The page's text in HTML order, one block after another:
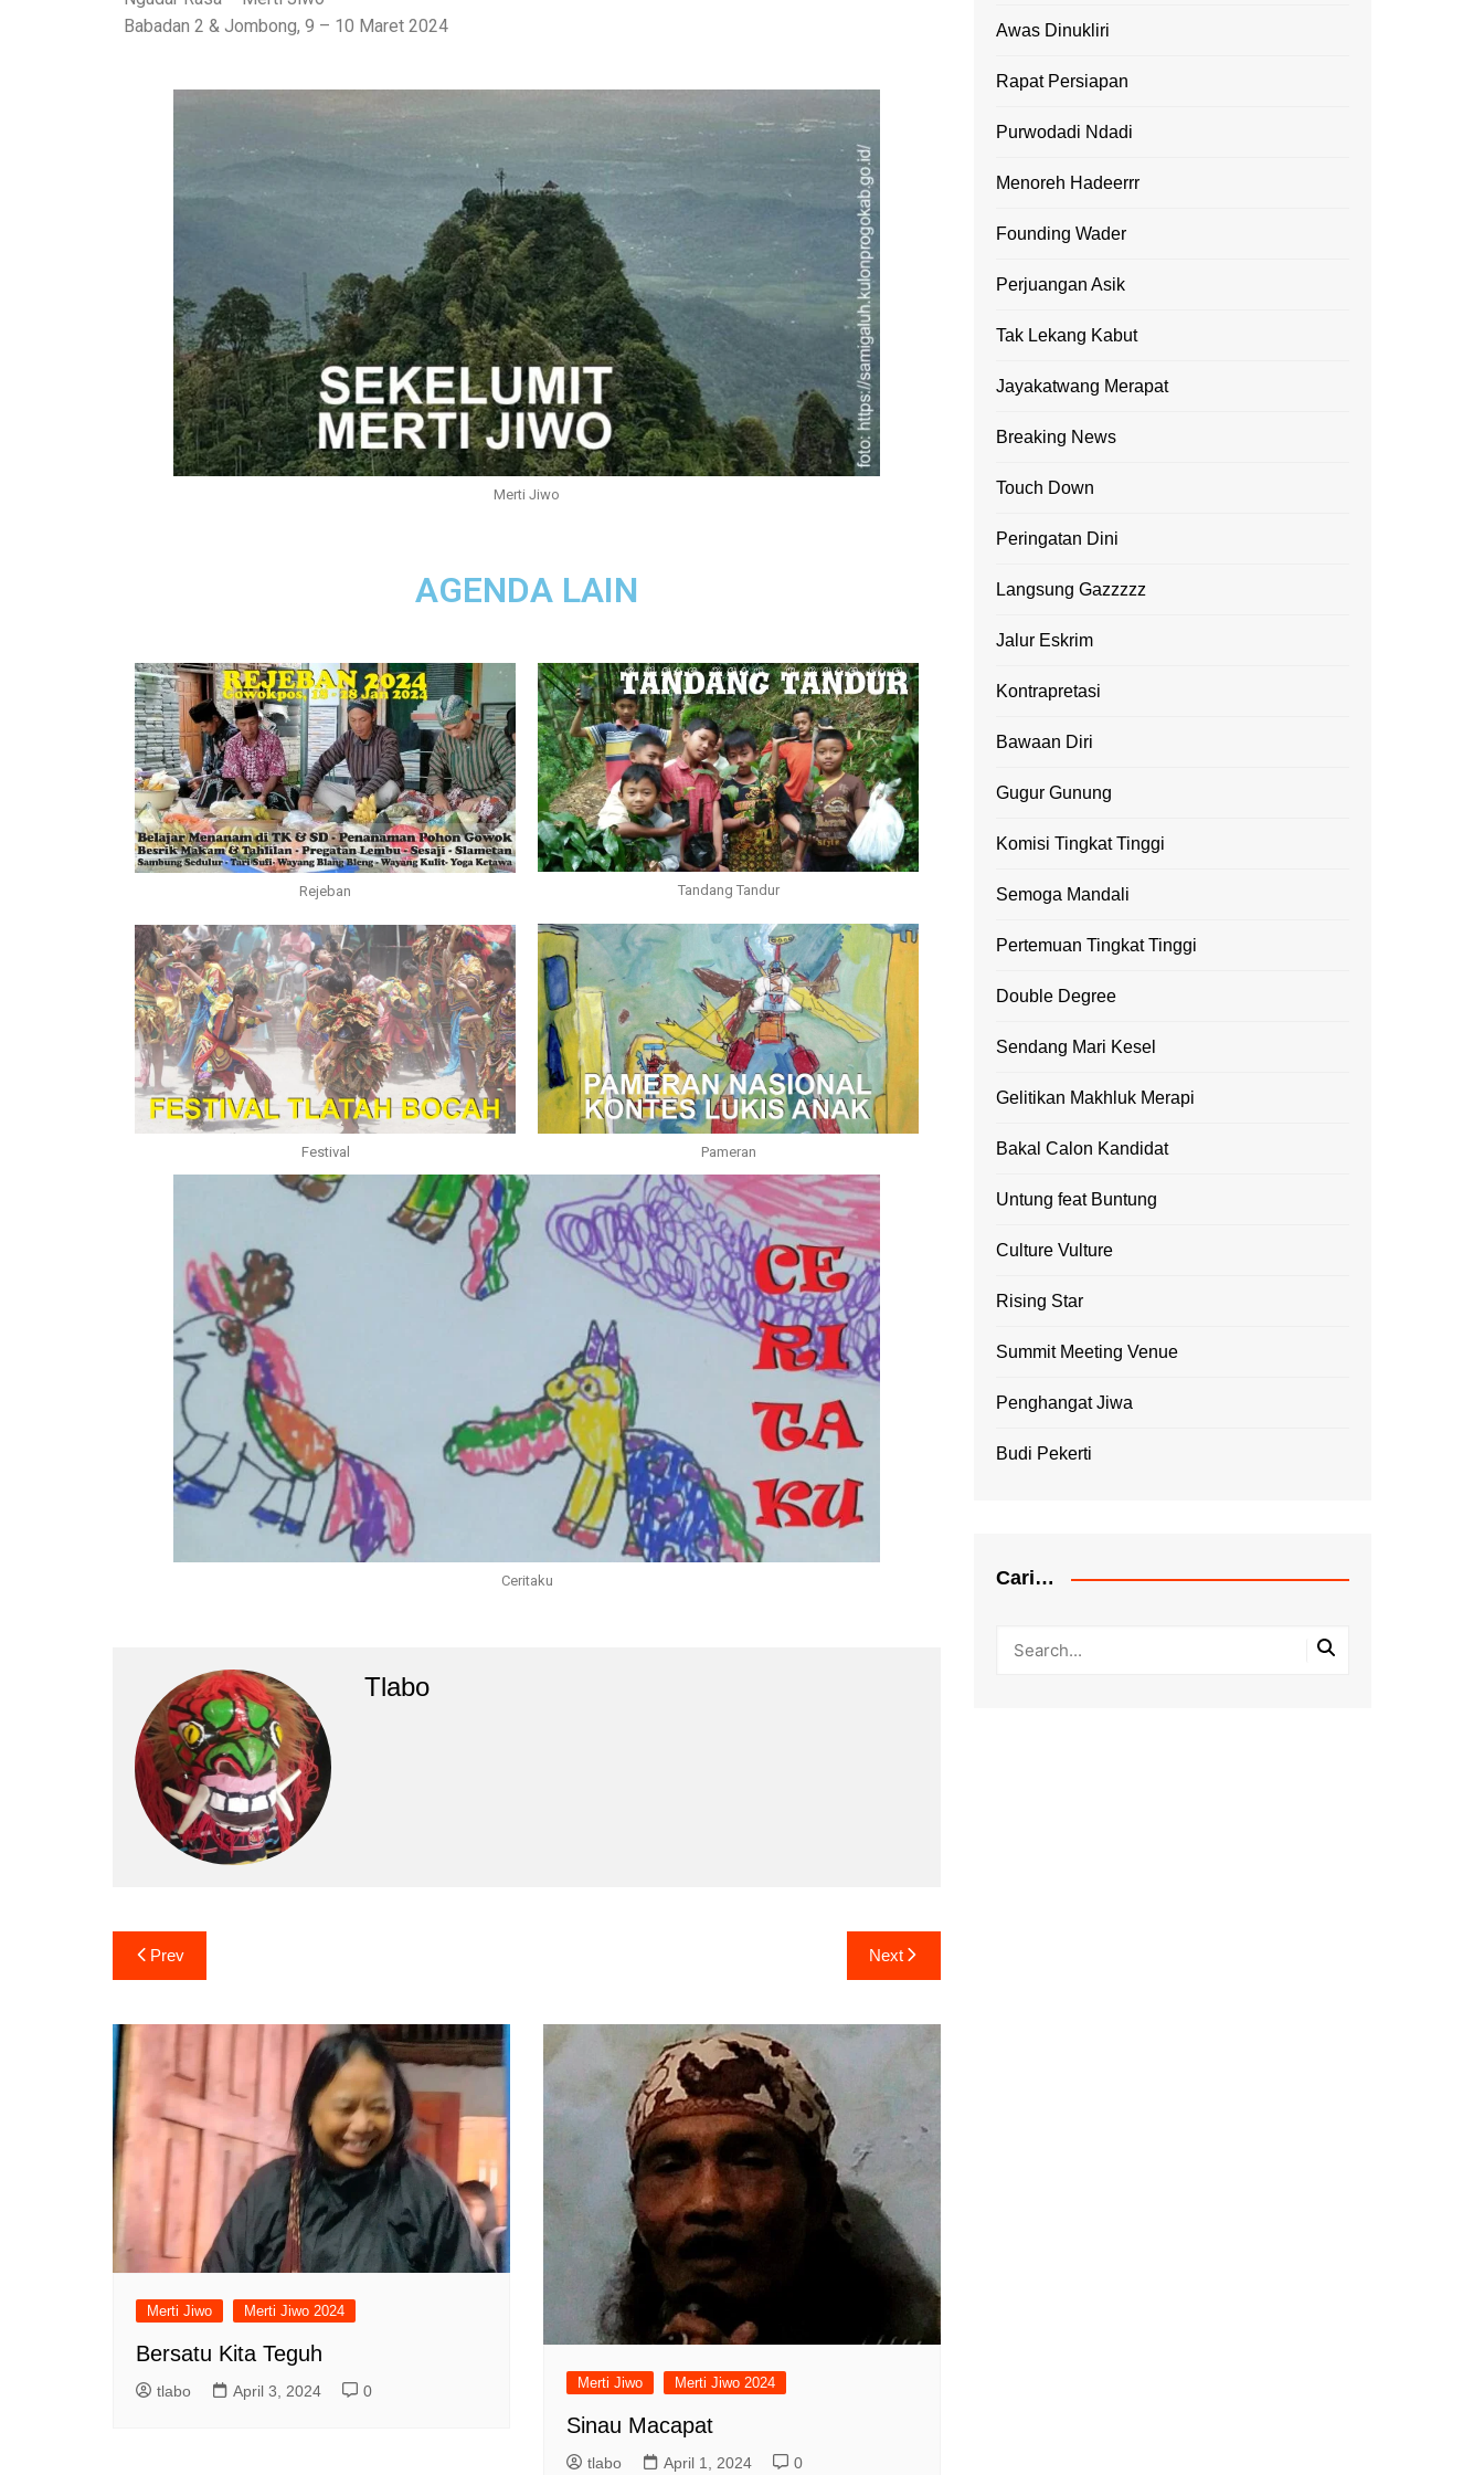
Babadan 2 & Jombong, 9 – 10 Maret 2024
Merti Jiwo
AGENDA LAIN
Rejeban
Festival
Tandang Tandur
Pameran
Ceritaku
Tlabo
Prev Next
Merti Jiwo Merti Jiwo 2024
Bersatu Kita Teguh
tlabo April 3, 2024 0
Merti Jiwo Merti Jiwo 2024
Sinau Macapat
tlabo April 1, 2024 0
Awas Dinukliri
Rapat Persiapan
Purwodadi Ndadi
Menoreh Hadeerrr
Founding Wader
Perjuangan Asik
Tak Lekang Kabut
Jayakatwang Merapat
Breaking News
Touch Down
Peringatan Dini
Langsung Gazzzzz
Jalur Eskrim
Kontrapretasi
Bawaan Diri
Gugur Gunung
Komisi Tingkat Tinggi
Semoga Mandali
Pertemuan Tingkat Tinggi
Double Degree
Sendang Mari Kesel
Gelitikan Makhluk Merapi
Bakal Calon Kandidat
Untung feat Buntung
Culture Vulture
Rising Star
Summit Meeting Venue
Penghangat Jiwa
Budi Pekerti
Cari…